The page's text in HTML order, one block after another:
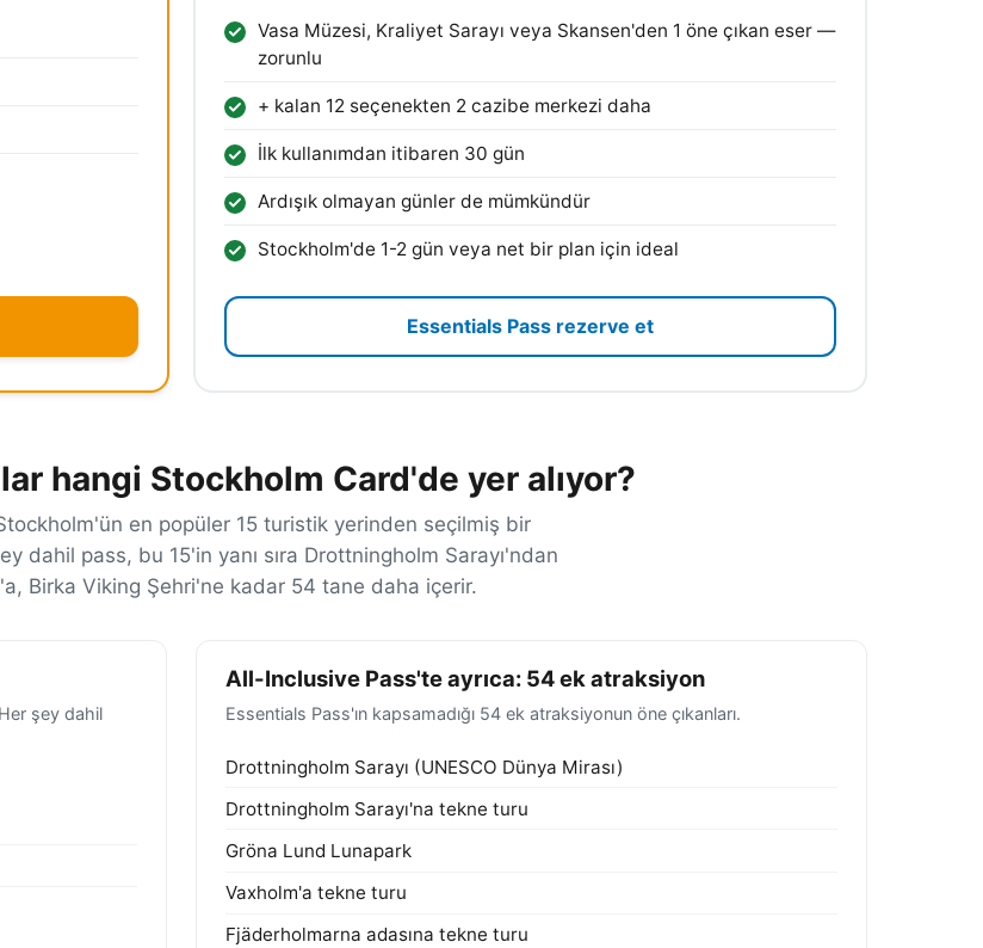
Vasa Müzesi, Kraliyet Sarayı veya Skansen'den 1 öne çıkan eser —
zorunlu
+ kalan 12 seçenekten 2 cazibe merkezi daha
İlk kullanımdan itibaren 30 gün
Ardışık olmayan günler de mümkündür
Stockholm'de 1-2 gün veya net bir plan için ideal
Essentials Pass rezerve et
hangi Stockholm Card'de yer alıyor?
en popüler 15 turistik yerinden seçilmiş bir
dahil pass, bu 15'in yanı sıra Drottningholm Sarayı'ndan
Birka Viking Şehri'ne kadar 54 tane daha içerir.
şey dahil
All-Inclusive Pass'te ayrıca: 54 ek atraksiyon
Essentials Pass'ın kapsamadığı 54 ek atraksiyonun öne çıkanları.
Drottningholm Sarayı (UNESCO Dünya Mirası)
Drottningholm Sarayı'na tekne turu
Gröna Lund Lunapark
Vaxholm'a tekne turu
Fjäderholmarna adasına tekne turu